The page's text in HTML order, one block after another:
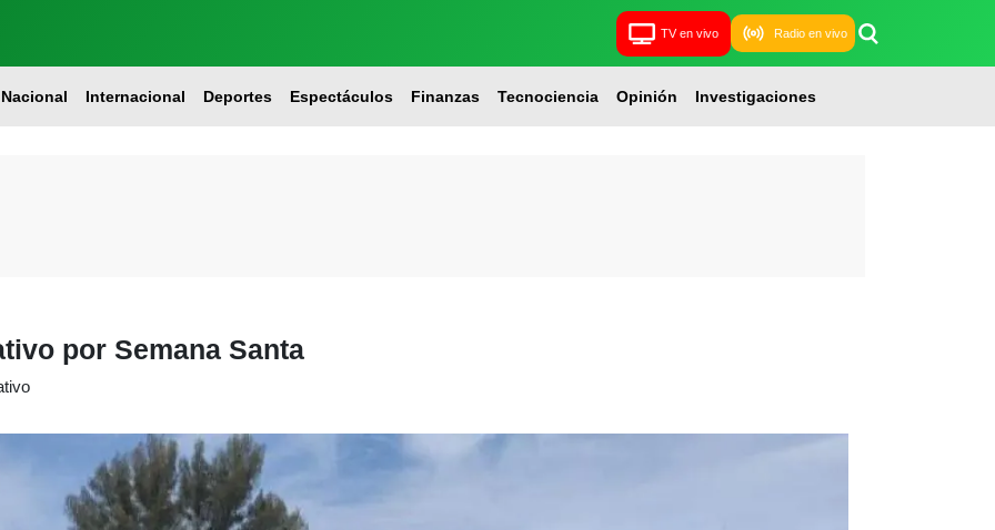
TV en vivo Radio en vivo
Nacional Internacional Deportes Espectáculos Finanzas Tecnociencia Opinión Investigaciones
por Semana Santa